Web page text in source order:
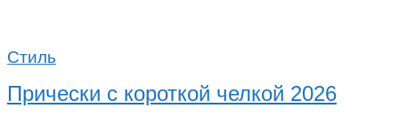
Стиль
Прически с короткой челкой 2026